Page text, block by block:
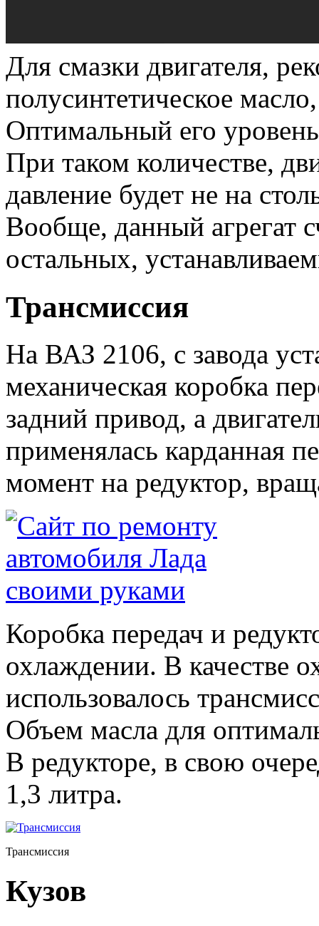
Для смазки двигателя,
полусинтетическое
Оптимальный его
При таком количестве,
давление будет не на
Вообще, данный агрегат
остальных,
Трансмиссия
На ВАЗ 2106, с завода
механическая коробка
задний привод, а
применялась карданная
момент на редуктор,
Коробка передач и
охлаждении. В качестве
использовалось
Объем масла для
В редукторе, в свою
1,3 литра.
Трансмиссия
Кузов